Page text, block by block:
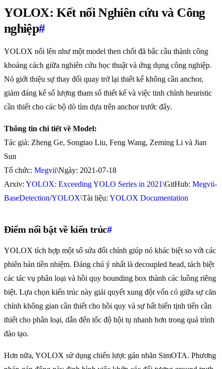
YOLOX: Kết nối Nghiên cứu và Công
nghiệp#
YOLOX nổi lên như một model then chốt đã bắc cầu thành công
khoảng cách giữa nghiên cứu học thuật và ứng dụng công nghiệp.
Nó giới thiệu sự thay đổi quay trở lại thiết kế không cần anchor,
giảm đáng kể số lượng tham số thiết kế và việc tinh chỉnh heuristic
cần thiết cho các bộ dò tìm dựa trên anchor trước đây.
Thông tin chi tiết về Model:
Tác giả: Zheng Ge, Songtao Liu, Feng Wang, Zeming Li và Jian
Sun
Tổ chức: Megvii\Ngày: 2021-07-18
Arxiv: YOLOX: Exceeding YOLO Series in 2021\GitHub: Megvii-
BaseDetection/YOLOX\Tài liệu: YOLOX Documentation
Điểm nổi bật về kiến trúc#
YOLOX tích hợp một số sửa đổi chính giúp nó khác biệt so với các
phiên bản tiền nhiệm. Đáng chú ý nhất là decoupled head, tách biệt
các tác vụ phân loại và hồi quy bounding box thành các luồng riêng
biệt. Lựa chọn kiến trúc này giải quyết xung đột vốn có giữa sự căn
chỉnh không gian cần thiết cho hồi quy và sự bất biến tịnh tiến cần
thiết cho phân loại, dẫn đến tốc độ hội tụ nhanh hơn trong quá trình
đào tạo.
Hơn nữa, YOLOX sử dụng chiến lược gán nhãn SimOTA. Phương